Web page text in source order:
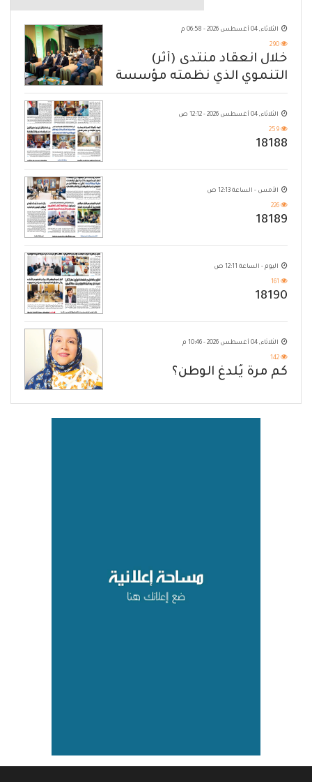
الثلاثاء, 04 أغسطس 2026 - 06:58 م
290
خلال انعقاد منتدى (أثر)
التنموي الذي نظمته مؤسسة
حضرموت
الثلاثاء, 04 أغسطس 2026 - 12:12 ص
259
18188
الأمس - الساعة 12:13 ص
226
18189
اليوم - الساعة 12:11 ص
161
18190
الثلاثاء, 04 أغسطس 2026 - 10:46 م
142
كم مرة يُلدغ الوطن؟